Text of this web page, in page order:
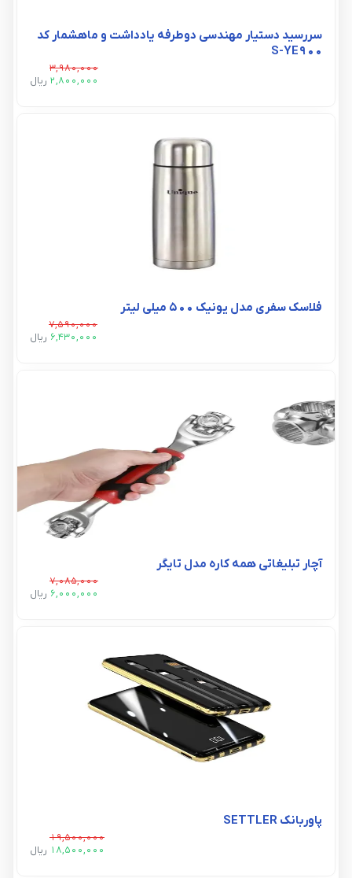
سررسید دستیار مهندسی دوطرفه یادداشت و ماهشمار کد
S-YE900
3,980,000
2,800,000 ريال
فلاسک سفری مدل یونیک ۵۰۰ میلی لیتر
7,590,000
6,430,000 ريال
آچار تبلیغاتی همه کاره مدل تایگر
7,085,000
6,000,000 ريال
پاوربانک SETTLER
19,500,000
18,500,000 ريال